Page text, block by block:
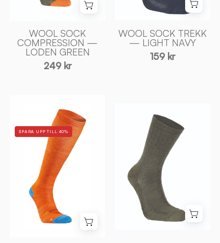
WOOL SOCK
COMPRESSION —
LODEN GREEN
249 kr
WOOL SOCK TREKK
— LIGHT NAVY
159 kr
SOCK
COMPRESSION
—
ORANGE
-
Ivanhoe
SPARA UPP TILL 40%
SOCK
TREKK
—
LODEN
GREEN
Ivanhoe
of
Sweden